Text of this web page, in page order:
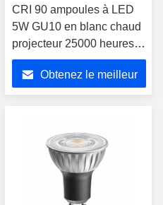
CRI 90 ampoules à LED
5W GU10 en blanc chaud
projecteur 25000 heures
avec certification CE
ROHSObtenez le meilleur